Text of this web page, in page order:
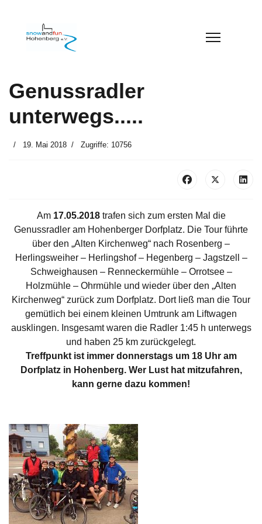
Genussradler
unterwegs.....
19. Mai 2018 Zugriffe: 10756
Am 17.05.2018trafen sich zum ersten Mal die
Genussradler am Hohenberger Dorfplatz. Die Tour führte
über den „Alten Kirchenweg“ nach Rosenberg –
Herlingsweiher – Herlingshof – Hegenberg – Jagstzell –
Schweighausen – Renneckermühle – Orrotsee –
Holzmühle – Ohrmühle und wieder über den „Alten
Kirchenweg“ zurück zum Dorfplatz. Dort ließ man die Tour
gemütlich bei einem kleinen Umtrunk am Liftwagen
ausklingen. Insgesamt waren die Radler 1:45 h unterwegs
und haben 25 km zurückgelegt.
Treffpunkt ist immer donnerstags um 18 Uhr am
Dorfplatz in Hohenberg. Wer Lust hat mitzufahren,
kann gerne dazu kommen!